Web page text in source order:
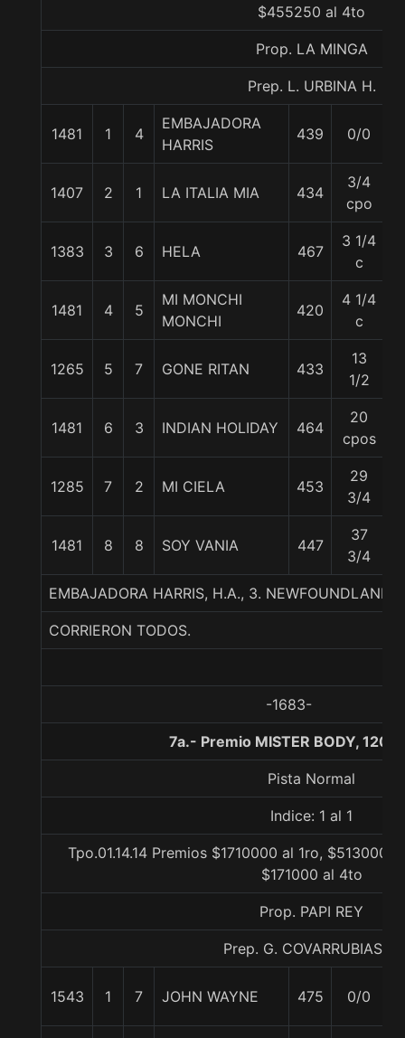
$455250 al 4to
Prop. LA MINGA
Prep. L. URBINA H.
1481 1 4
EMBAJADORA
HARRIS
439 0/0
1407 2 1 LA ITALIA MIA 434
3/4
cpo
1383 3 6 HELA 467
3 1/4
c
1481 4 5
MI MONCHI
MONCHI
420
4 1/4
c
1265 5 7 GONE RITAN 433
13
1/2
1481 6 3 INDIAN HOLIDAY 464
20
cpos
1285 7 2 MI CIELA 453
29
3/4
1481 8 8 SOY VANIA 447
37
3/4
EMBAJADORA HARRIS, H.A., 3. NEWFOUNDLAND-
CORRIERON TODOS.
-1683-
7a.- Premio MISTER BODY,
Pista Normal
Indice: 1 al 1
Tpo.01.14.14 Premios $1710000 al 1ro, $513000
$171000 al 4to
Prop. PAPI REY
Prep. G. COVARRUBIAS E.
1543 1 7 JOHN WAYNE 475 0/0